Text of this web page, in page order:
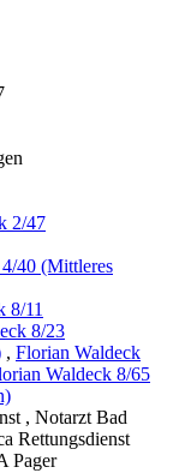
2/47
40 (Mittleres
8/11
8/23
, Florian Waldeck
Waldeck 8/65
, Notarzt Bad
Rettungsdienst
Pager